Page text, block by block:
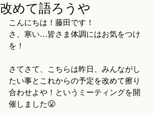
改めて語ろうや
こんにちは！藤田です！
さ、寒い…皆さま体調にはお気をつけ
を！
さてさて、こちらは昨日、みんながし
たい事とこれからの予定を改めて擦り
合わせよや！というミーティングを開
催しました😤